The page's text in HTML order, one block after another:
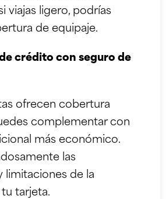
viajas ligero, podrías
de equipaje.
crédito con seguro de
ofrecen cobertura
complementar con
más económico.
las
limitaciones de la
tarjeta.